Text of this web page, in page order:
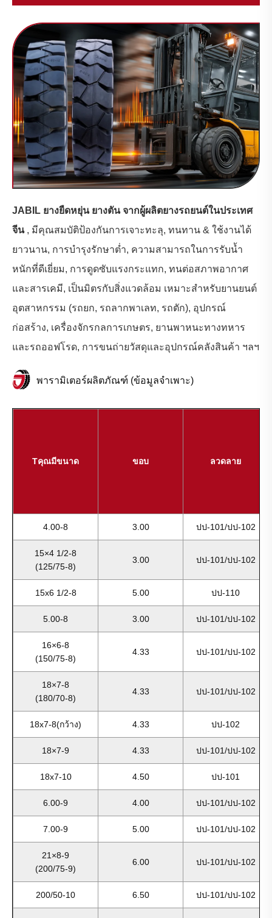
JABIL ยางยืดหยุ่น ยางตันจากผู้ผลิตยางรถยนต์ในประเทศ
จีน , มีคุณสมบัติป้องกันการเจาะทะลุ, ทนทาน & ใช้งานได้
ยาวนาน, การบำรุงรักษาต่ำ, ความสามารถในการรับน้ำ
หนักที่ดีเยี่ยม, การดูดซับแรงกระแทก, ทนต่อสภาพอากาศ
และสารเคมี, เป็นมิตรกับสิ่งแวดล้อม เหมาะสำหรับยานยนต์
อุตสาหกรรม (รถยก, รถลากพาเลท, รถตัก), อุปกรณ์
ก่อสร้าง, เครื่องจักรกลการเกษตร, ยานพาหนะทางทหาร
และรถออฟโรด, การขนถ่ายวัสดุและอุปกรณ์คลังสินค้า ฯลฯ
พารามิเตอร์ผลิตภัณฑ์ (ข้อมูลจำเพาะ)
Tคุณมีขนาด ขอบ ลวดลาย
4.00-8 3.00 ปป-101/ปป-102
15×4 1/2-8
(125/75-8)
3.00 ปป-101/ปป-102
15x6 1/2-8 5.00 ปป-110
5.00-8 3.00 ปป-101/ปป-102
16×6-8
(150/75-8)
4.33 ปป-101/ปป-102
18×7-8
(180/70-8)
4.33 ปป-101/ปป-102
18x7-8(กว้าง) 4.33 ปป-102
18×7-9 4.33 ปป-101/ปป-102
18x7-10 4.50 ปป-101
6.00-9 4.00 ปป-101/ปป-102
7.00-9 5.00 ปป-101/ปป-102
21×8-9
(200/75-9)
6.00 ปป-101/ปป-102
200/50-10 6.50 ปป-101/ปป-102